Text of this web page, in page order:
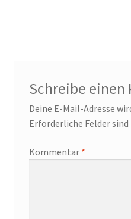
Schreibe
Deine E-Mail-Adresse
Erforderliche Felder
Kommentar *